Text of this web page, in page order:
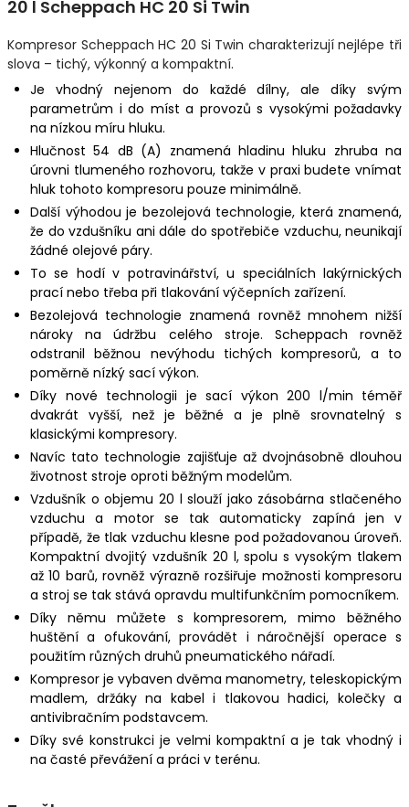
20 l Scheppach HC 20 Si Twin
Kompresor Scheppach HC 20 Si Twin charakterizují nejlépe tři
slova – tichý, výkonný a kompaktní.
Je vhodný nejenom do každé dílny, ale díky svým
parametrům i do míst a provozů s vysokými požadavky
na nízkou míru hluku.
Hlučnost 54 dB (A) znamená hladinu hluku zhruba na
úrovni tlumeného rozhovoru, takže v praxi budete vnímat
hluk tohoto kompresoru pouze minimálně.
Další výhodou je bezolejová technologie, která znamená,
že do vzdušníku ani dále do spotřebiče vzduchu, neunikají
žádné olejové páry.
To se hodí v potravinářství, u speciálních lakýrnických
prací nebo třeba při tlakování výčepních zařízení.
Bezolejová technologie znamená rovněž mnohem nižší
nároky na údržbu celého stroje. Scheppach rovněž
odstranil běžnou nevýhodu tichých kompresorů, a to
poměrně nízký sací výkon.
Díky nové technologii je sací výkon 200 l/min téměř
dvakrát vyšší, než je běžné a je plně srovnatelný s
klasickými kompresory.
Navíc tato technologie zajišťuje až dvojnásobně dlouhou
životnost stroje oproti běžným modelům.
Vzdušník o objemu 20 l slouží jako zásobárna stlačeného
vzduchu a motor se tak automaticky zapíná jen v
případě, že tlak vzduchu klesne pod požadovanou úroveň.
Kompaktní dvojitý vzdušník 20 l, spolu s vysokým tlakem
až 10 barů, rovněž výrazně rozšiřuje možnosti kompresoru
a stroj se tak stává opravdu multifunkčním pomocníkem.
Díky němu můžete s kompresorem, mimo běžného
huštění a ofukování, provádět i náročnější operace s
použitím různých druhů pneumatického nářadí.
Kompresor je vybaven dvěma manometry, teleskopickým
madlem, držáky na kabel i tlakovou hadici, kolečky a
antivibračním podstavcem.
Díky své konstrukci je velmi kompaktní a je tak vhodný i
na časté převážení a práci v terénu.